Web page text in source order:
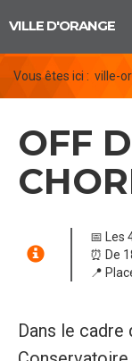
VILLE D'ORANGE
Vous êtes ici : ville-
OFF
📅 Les
⏰ De
📍
Dans le